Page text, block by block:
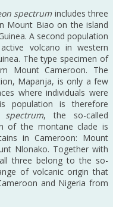
spectrumincludes three
Mount Biao on the island
A second population
volcano in western
The type specimen of
Mount Cameroon. The
Mapanja, is only a few
where individuals were
population is therefore
spectrum, the so-called
of the montane clade is
in Cameroon: Mount
Nlonako. Together with
three belong to the so-
of volcanic origin that
and Nigeria from